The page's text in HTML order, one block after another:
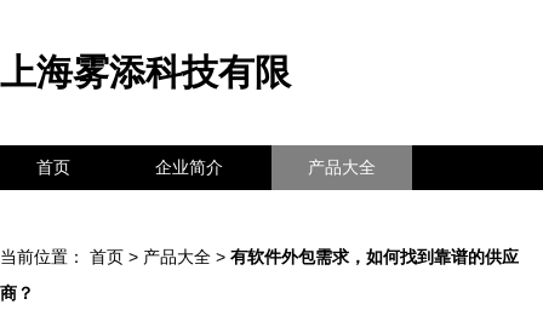
上海雾添科技有限
首页 企业简介 产品大全
当前位置： 首页 > 产品大全 > 有软件外包需求，如何找到靠谱的供应
商？